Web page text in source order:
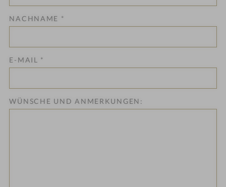
NACHNAME *
E-MAIL *
WÜNSCHE UND ANMERKUNGEN: